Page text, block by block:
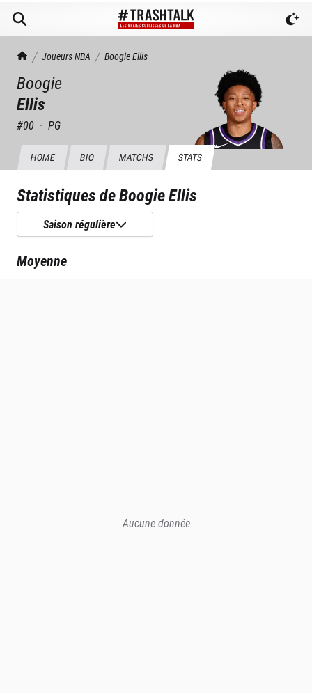
TrashTalk Actu NBA
Joueurs NBA BoogieEllis
Boogie
Ellis
#00 · PG
HOME BIO MATCHS STATS
Statistiques deBoogie Ellis
Saison régulière
Moyenne
Aucune donnée